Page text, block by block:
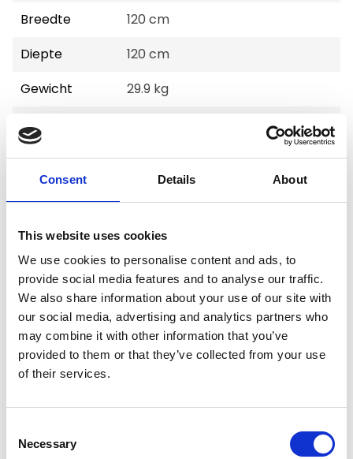
Consent Details About
This website uses cookies
We use cookies to personalise content and ads, to
provide social media features and to analyse our traffic.
We also share information about your use of our site with
our social media, advertising and analytics partners who
may combine it with other information that you’ve
provided to them or that they’ve collected from your use
of their services.
Selection
Necessary
Breedte
120 cm
Diepte
120 cm
Gewicht
29.9 kg
Voorraad
Artikelcode
72851
Merk:Hundos
Hundos Werpkist maat XL
€550,00
Voor 15.00 uur besteld dezelfde werkdag
verzonden